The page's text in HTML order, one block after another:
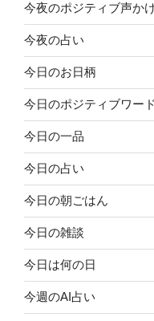
今夜のポジティブ声か
今夜の占い
今日のお日柄
今日のポジティブワード
今日の一品
今日の占い
今日の朝ごはん
今日の雑談
今日は何の日
今週のAI占い